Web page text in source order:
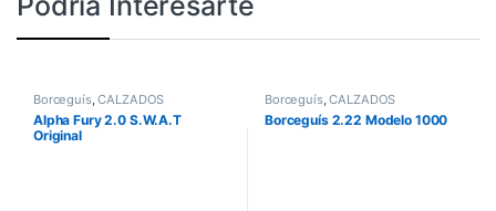
Borceguís,CALZADOS
Alpha Fury 2.0 S.W.A.T
Original
Borceguís,CALZADOS
Borceguís 2.22 Modelo 1000